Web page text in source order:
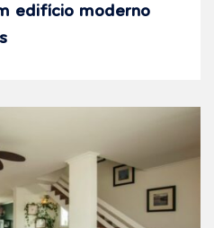
edifício moderno